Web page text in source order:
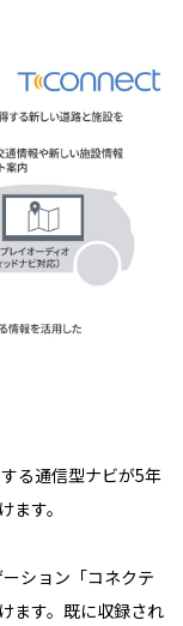
る通信型ナビが5年
ます。
ション「コネクテ
ます。既に収録され